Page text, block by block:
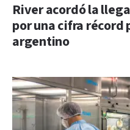
River acordó la
por una cifra récord
argentino